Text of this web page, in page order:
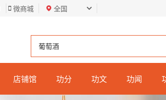
微商城 全国
店铺馆 功分 功文 功闻